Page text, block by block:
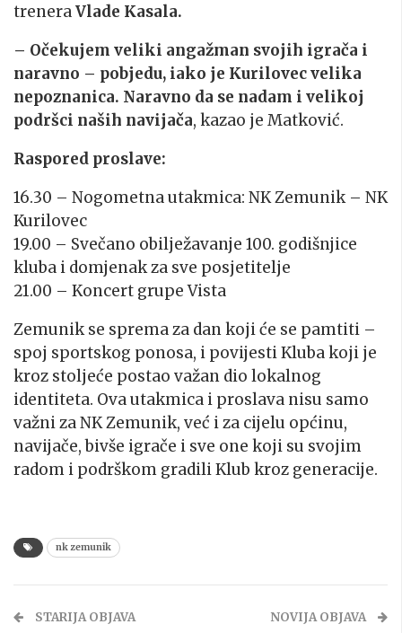
treneraVlade Kasala.
– Očekujem veliki angažman svojih igrača i
naravno – pobjedu, iako je Kurilovec velika
nepoznanica. Naravno da se nadam i velikoj
podršci naših navijača, kazao je Matković.
Raspored proslave:
16.30 – Nogometna utakmica: NK Zemunik – NK
Kurilovec
19.00 – Svečano obilježavanje 100. godišnjice
kluba i domjenak za sve posjetitelje
21.00 – Koncert grupe Vista
Zemunik se sprema za dan koji će se pamtiti –
spoj sportskog ponosa, i povijesti Kluba koji je
kroz stoljeće postao važan dio lokalnog
identiteta. Ova utakmica i proslava nisu samo
važni za NK Zemunik, već i za cijelu općinu,
navijače, bivše igrače i sve one koji su svojim
radom i podrškom gradili Klub kroz generacije.
nk zemunik
STARIJA OBJAVA NOVIJA OBJAVA